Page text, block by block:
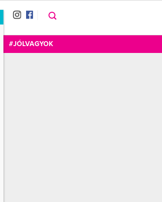
#JÓLVAGYOK